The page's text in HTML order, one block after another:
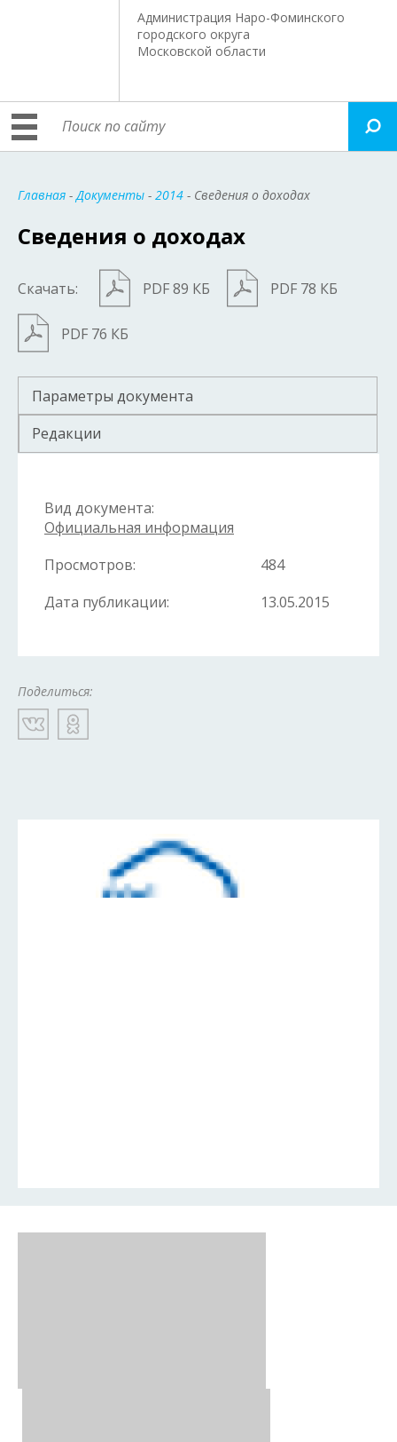
Администрация Наро-Фоминского
городского округа
Московской области
Главная -Документы - 2014 - Сведения о доходах
Сведения о доходах
Скачать: PDF 89 КБ PDF 78 КБ
PDF 76 КБ
Параметры документа
Редакции
Вид документа:
Официальная информация
Просмотров:
484
Дата публикации:
13.05.2015
Поделиться: